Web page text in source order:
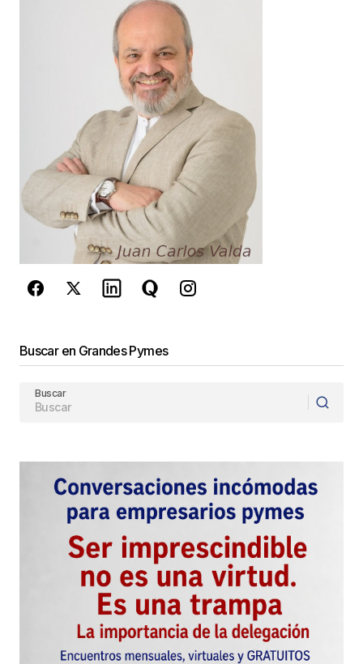
*
Guarda mi nombre, correo electrónico y web en
este navegador para la próxima vez que
comente.
Este sitio esta protegido por
reCAPTCHA y la Política de
privacidad y los Términos del servicio
de Googlese aplican.
Buscar en Grandes Pymes
Buscar